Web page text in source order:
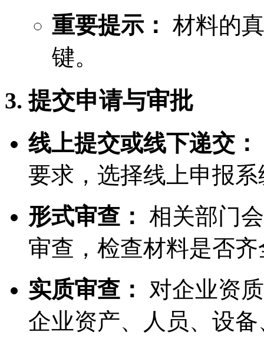
重要提示： 材料的
键。
3. 提交申请与审批
线上提交或线下递交：
要求，选择线上申报
形式审查： 相关部门
审查，检查材料是否
实质审查：
对企业资
企业资产、人员、设